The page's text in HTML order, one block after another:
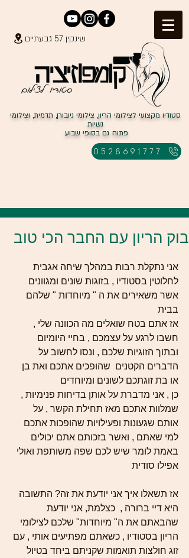
שינקין 57 גבעתיים
סטודיו מקצועי לצילומי הריון, צילומי ניובורן, תדמית, וצילומי
נשיות
פתוח גם בסופי שבוע
0528691777
בוק הריון עם החבר הכי טוב
אני נתקלת רבות במהלך שיחה אגבית
לחלוטין בסטודיו , בזוגות שונים ומגוונים
אשר משאירים את ה " מיוחדות " שלהם
בבית
אז אתם בטח שואלים מה הכוונה שלי ,
חשבו לרגע על עצמכם , בחיי היומיום
ובתוך הזוגיות שלכם , ונסו לחשוב על
הדברים הקטנים  שהופכים אתכם ואת בן
או בת זוגתכם לשונים ומיוחדים
כן , אני מדברת על אותן בדיחות פנימיות ,
שמלוות אתכם מאז תחילת הקשר , על
אותם שגעונות ופעילויות שהופכות אתכם
למי שאתם , ואשר בזכותם אתם יכולים
באמת לומר שיש לכם שפה משותפת ואולי
אפילו סודית
אז תשאלו איך אני יודעת את זה? התשובה
היא דיי ברורה ,  כצלמת, אני יודעת
שהבאתם את ה" מיוחדות" שלכם לצילומי
הריון בסטודיו , כשאתם מפתיעים אותי , עם
זוג חולצות תואמות שקניתם ביחד בטיול